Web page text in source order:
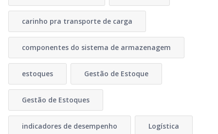
carinho pra transporte de carga
componentes do sistema de armazenagem
estoques Gestão de Estoque
Gestão de Estoques
indicadores de desempenho Logística